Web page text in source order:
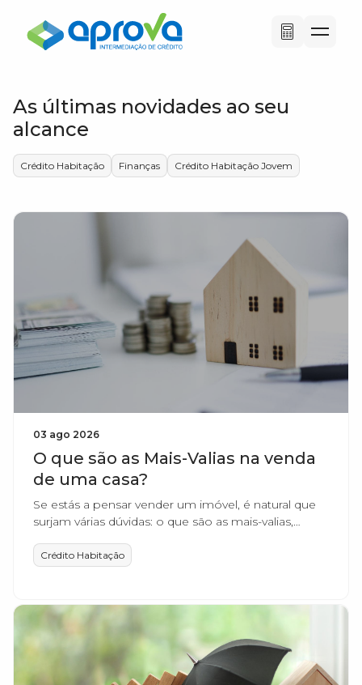
As últimas novidades ao seu
alcance
Crédito Habitação Finanças Crédito Habitação Jovem
03 ago 2026
O que são as Mais-Valias na venda
de uma casa?
Se estás a pensar vender um imóvel, é natural que
surjam várias dúvidas: o que são as mais-valias,
imposto?
Crédito Habitação